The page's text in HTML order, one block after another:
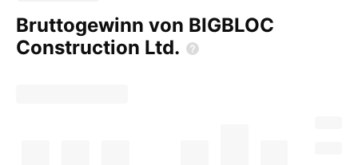
Bruttogewinn von BIGBLOC
Construction Ltd.